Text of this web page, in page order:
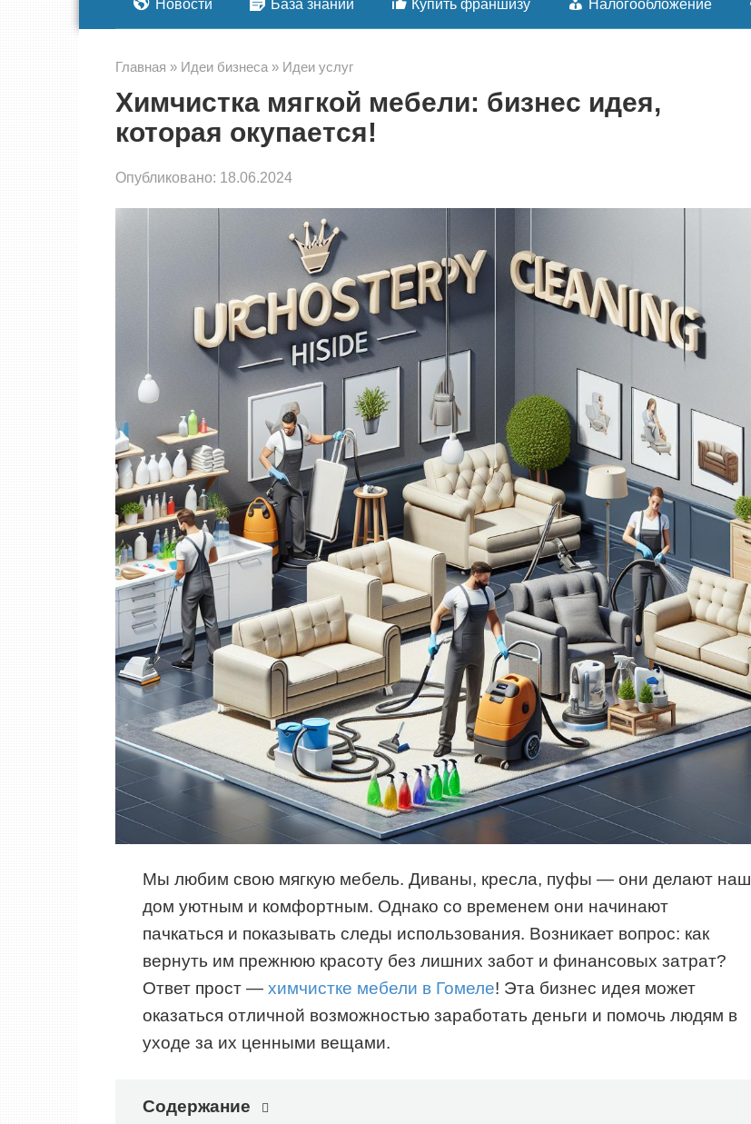
Новости База знаний Купить франшизу Налогообложение
Главная » Идеи бизнеса » Идеи услуг
Химчистка мягкой мебели: бизнес идея,
которая окупается!
Опубликовано: 18.06.2024
Мы любим свою мягкую мебель. Диваны, кресла, пуфы — они делают наш
дом уютным и комфортным. Однако со временем они начинают
пачкаться и показывать следы использования. Возникает вопрос: как
вернуть им прежнюю красоту без лишних забот и финансовых затрат?
Ответ прост — химчистке мебели в Гомеле! Эта бизнес идея может
оказаться отличной возможностью заработать деньги и помочь людям в
уходе за их ценными вещами.
Содержание